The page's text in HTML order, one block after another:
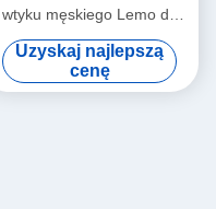
wtyku męskiego Lemo do
spawania kablowego
FGG.2B.319.CLAD
Uzyskaj najlepszą
cenę